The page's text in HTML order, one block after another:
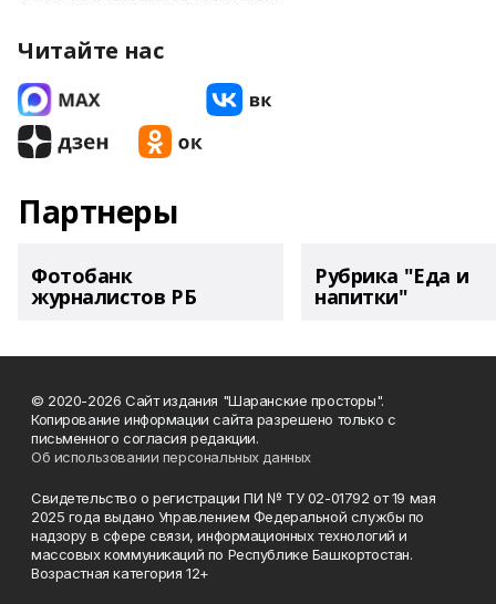
Читайте нас
Партнеры
Фотобанк
журналистов РБ
Рубрика "Еда и
напитки"
© 2020-2026 Сайт издания "Шаранские просторы".
Копирование информации сайта разрешено только с
письменного согласия редакции.
Об использовании персональных данных
Свидетельство о регистрации ПИ № ТУ 02-01792 от 19 мая
2025 года выдано Управлением Федеральной службы по
надзору в сфере связи, информационных технологий и
массовых коммуникаций по Республике Башкортостан.
Возрастная категория 12+